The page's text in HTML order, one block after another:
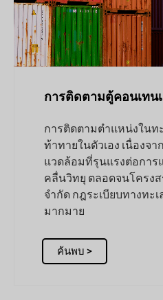
การติดตามตู้คอนเทน
การติดตามตำแหน่งในท
ท้าทายในตัวเอง เนื่องจ
แวดล้อมที่รุนแรงต่อการ
คลื่นวิทยุ ตลอดจนโครง
จำกัด กฎระเบียบทางทะ
มากมาย
ค้นพบ >